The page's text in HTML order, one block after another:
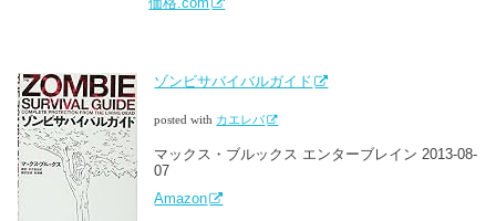
ゾンビサバイバルガイド
posted with カエレバ
マックス・ブルックス エンターブレイン 2013-08-
07
Amazon